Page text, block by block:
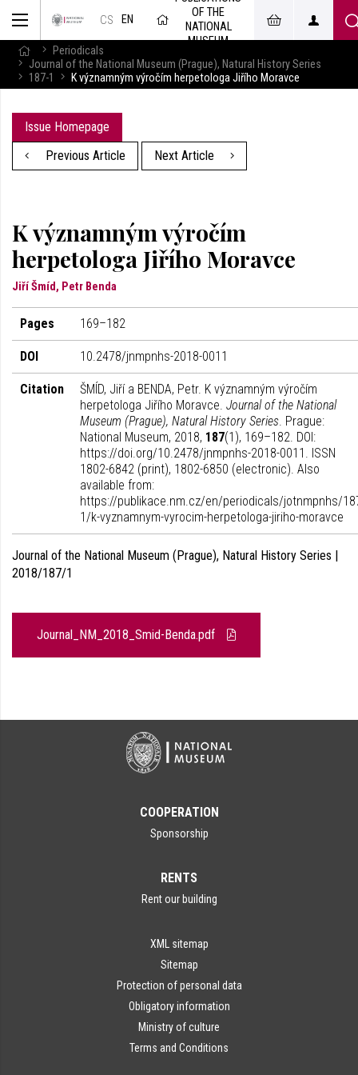
CS EN
OF THE
NATIONAL
MUSEUM
Periodicals
Journal of the National Museum (Prague), Natural History Series
187-1
K významným výročím herpetologa Jiřího Moravce
Issue Homepage
Previous Article
Next Article
K významným výročím
herpetologa Jiřího Moravce
Jiří Šmíd, Petr Benda
Pages 169–182
DOI 10.2478/jnmpnhs-2018-0011
Citation
ŠMÍD, Jiří a BENDA, Petr. K významným výročím
herpetologa Jiřího Moravce. Journal of the National
Museum (Prague), Natural History Series. Prague:
National Museum, 2018, 187(1), 169–182. DOI:
https://doi.org/10.2478/jnmpnhs-2018-0011. ISSN
1802-6842 (print), 1802-6850 (electronic). Also
available from:
https://publikace.nm.cz/en/periodicals/jotnmpnhs/
1/k-vyznamnym-vyrocim-herpetologa-jiriho-moravce
Journal of the National Museum (Prague), Natural History Series |
2018/187/1
Journal_NM_2018_Smid-Benda.pdf
COOPERATION
Sponsorship
RENTS
Rent our building
XML sitemap
Sitemap
Protection of personal data
Obligatory information
Ministry of culture
Terms and Conditions